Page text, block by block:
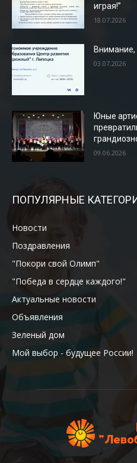
играя!”
18.07.2026
Внимание,
03.07.2026
Юные
09.06.2026
ПОПУЛЯРНЫЕ
Новости
Поздравления
"Покори свой Олимп"
"Победа в сердце каждого!"
Актуальные новости
Объявления
Зеленый дом
Мой выбор - будущее России!